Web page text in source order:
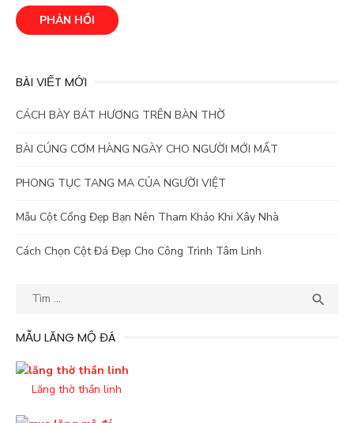
BÀI VIẾT MỚI
CÁCH BÀY BÁT HƯƠNG TRÊN BÀN THỜ
BÀI CÚNG CƠM HÀNG NGÀY CHO NGƯỜI MỚI MẤT
PHONG TỤC TANG MA CỦA NGƯỜI VIỆT
Mẫu Cột Cổng Đẹp Bạn Nên Tham Khảo Khi Xây Nhà
Cách Chọn Cột Đá Đẹp Cho Công Trình Tâm Linh
tìm
cho:

MẪU LĂNG MỘ ĐÁ
Lăng thờ thần linh